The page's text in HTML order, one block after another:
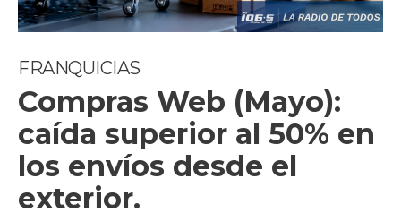
FRANQUICIAS
Compras Web (Mayo):
caída superior al 50% en
los envíos desde el
exterior.